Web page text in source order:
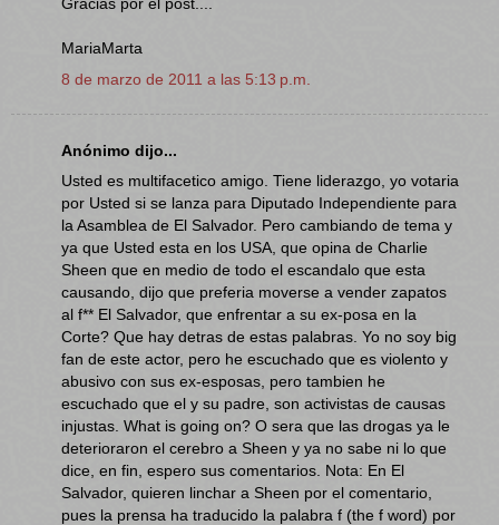
Gracias por el post....
MariaMarta
8 de marzo de 2011 a las 5:13 p.m.
Anónimo dijo...
Usted es multifacetico amigo. Tiene liderazgo, yo votaria
por Usted si se lanza para Diputado Independiente para
la Asamblea de El Salvador. Pero cambiando de tema y
ya que Usted esta en los USA, que opina de Charlie
Sheen que en medio de todo el escandalo que esta
causando, dijo que preferia moverse a vender zapatos
al f** El Salvador, que enfrentar a su ex-posa en la
Corte? Que hay detras de estas palabras. Yo no soy big
fan de este actor, pero he escuchado que es violento y
abusivo con sus ex-esposas, pero tambien he
escuchado que el y su padre, son activistas de causas
injustas. What is going on? O sera que las drogas ya le
deterioraron el cerebro a Sheen y ya no sabe ni lo que
dice, en fin, espero sus comentarios. Nota: En El
Salvador, quieren linchar a Sheen por el comentario,
pues la prensa ha traducido la palabra f (the f word) por